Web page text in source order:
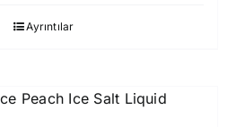
Ayrıntılar